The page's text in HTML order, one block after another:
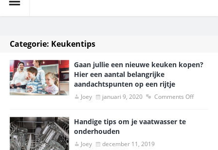
Categorie: Keukentips
Gaan jullie een nieuwe keuken kopen?
Hier een aantal belangrijke
aandachtspunten op een rijtje
Joey januari 9, 2020 Comments Off
Handige tips om je vaatwasser te
onderhouden
Joey
december 11, 2019